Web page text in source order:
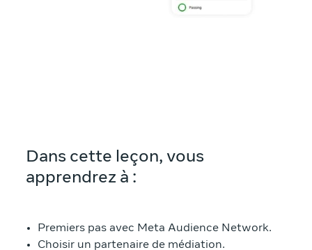
Dans cette leçon, vous
apprendrez à :
Premiers pas avec Meta Audience Network.
Choisir un partenaire de médiation.